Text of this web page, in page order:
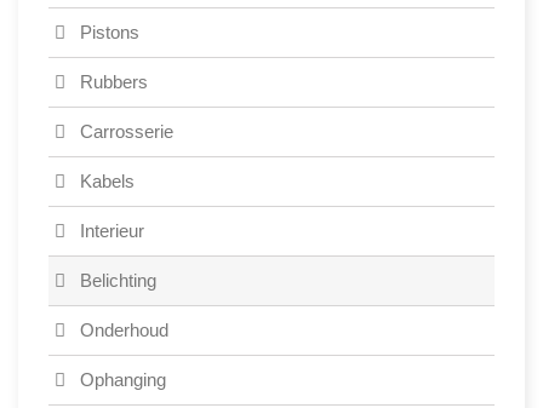
Pistons
Rubbers
Carrosserie
Kabels
Interieur
Belichting
Onderhoud
Ophanging